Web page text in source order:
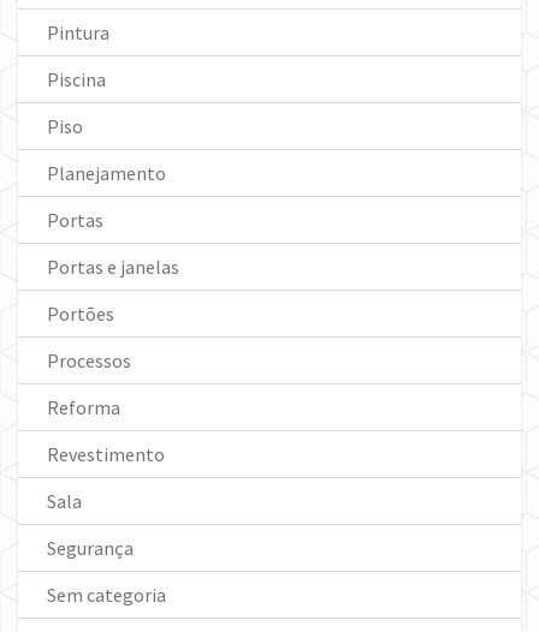
Pintura
Piscina
Piso
Planejamento
Portas
Portas e janelas
Portões
Processos
Reforma
Revestimento
Sala
Segurança
Sem categoria